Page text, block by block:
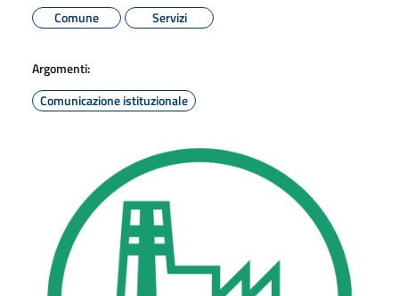
Comune
Servizi
Argomenti:
Comunicazione istituzionale